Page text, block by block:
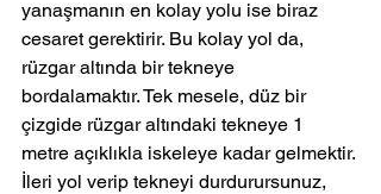
yanaşmanın en kolay yolu ise biraz
cesaret gerektirir. Bu kolay yol da,
rüzgar altında bir tekneye
bordalamaktır. Tek mesele, düz bir
çizgide rüzgar altındaki tekneye 1
metre açıklıkla iskeleye kadar gelmektir.
İleri yol verip tekneyi durdurursunuz,